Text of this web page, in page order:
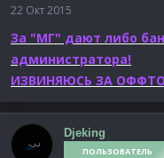
22 Окт 2015
За "МГ" дают либо
администратора!
ИЗВИНЯЮСЬ ЗА
Djeking
ПОЛЬЗОВАТЕЛЬ